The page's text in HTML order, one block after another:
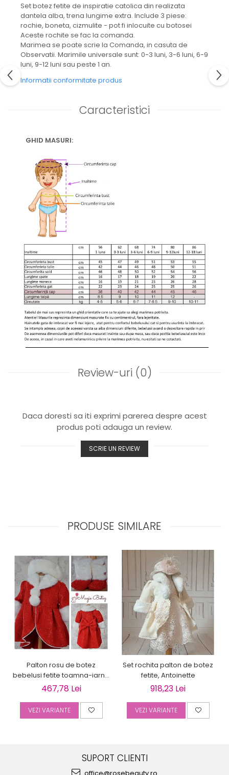
Set botez fetite de inspiratie catolica din realizata
dantela alba, trena lungime extra. Include 3 piese:
rochie, boneta, cizmulite - pot fi inlocuite cu botosei
Aceste rochite se fac la comanda.
Marimea se poate scrie la Comanda, in casuta de
Observatii. Marimile universale sunt: 0-3 luni, 3-6 luni, 6-9
luni, 9-12 luni sau peste 1 an.
Informatii conformitate produs
Caracteristici
GHID MASURI:
Review-uri (0)
Daca doresti sa iti exprimi parerea despre acest
produs poti adauga un review.
SCRIE UN REVIEW
PRODUSE SIMILARE
Palton rosu de botez
bebelusi fetite toamna-iarna
3 piese, LOVE
467,78 Lei
VEZI VARIANTE
Set rochita palton de botez
fetite, Antoinette
918,23 Lei
VEZI VARIANTE
SUPORT CLIENTI